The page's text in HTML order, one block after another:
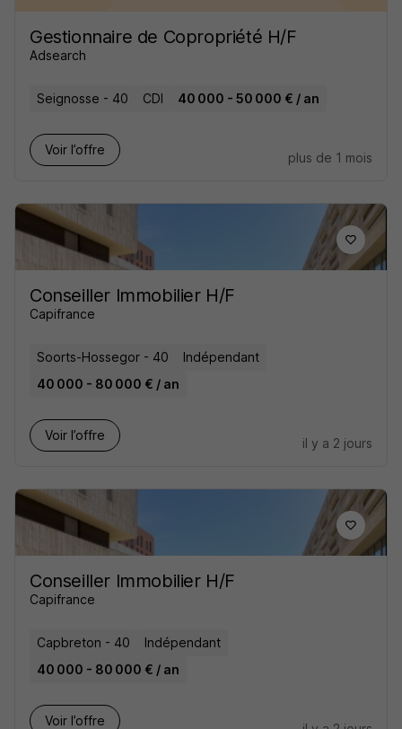
Gestionnaire de Copropriété H/F
Adsearch
Seignosse - 40 CDI 40 000 - 50 000 € / an
Voir l’offre
plus de 1 mois
Conseiller Immobilier H/F
Capifrance
Soorts-Hossegor - 40
Indépendant
40 000 - 80 000 € / an
Voir l’offre
il y a 2 jours
Conseiller Immobilier H/F
Capifrance
Capbreton - 40
Indépendant
40 000 - 80 000 € / an
Voir l’offre